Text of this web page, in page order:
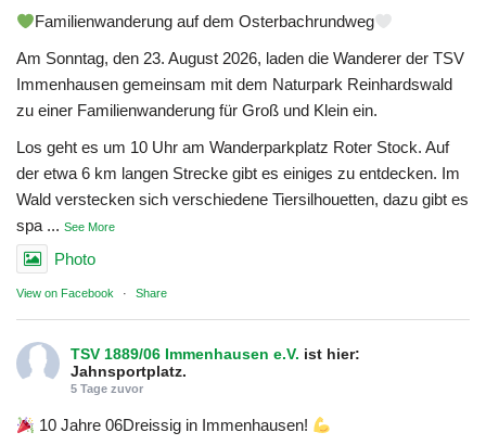
Familienwanderung auf dem Osterbachrundweg
Am Sonntag, den 23. August 2026, laden die Wanderer der TSV
Immenhausen gemeinsam mit dem Naturpark Reinhardswald
zu einer Familienwanderung für Groß und Klein ein.
Los geht es um 10 Uhr am Wanderparkplatz Roter Stock. Auf
der etwa 6 km langen Strecke gibt es einiges zu entdecken. Im
Wald verstecken sich verschiedene Tiersilhouetten, dazu gibt es
spa ... See More
Photo
View on Facebook · Share
TSV 1889/06 Immenhausen e.V. ist hier:
Jahnsportplatz.
5 Tage zuvor
10 Jahre 06Dreissig in Immenhausen!